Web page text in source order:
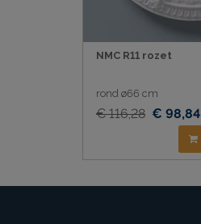
NMC R11 rozet
rond ø66 cm
€ 116,28 € 98,84